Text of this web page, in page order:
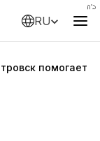
RU
помогает